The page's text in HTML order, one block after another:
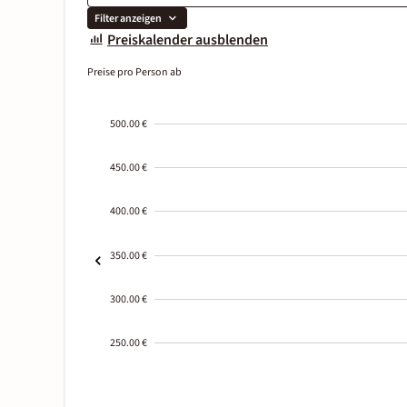
Filter anzeigen
Preiskalender ausblenden
Preise pro Person ab
500.00 €
450.00 €
400.00 €
350.00 €
300.00 €
250.00 €